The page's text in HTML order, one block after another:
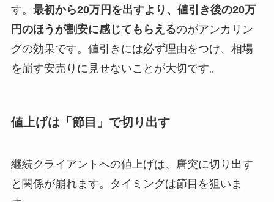
す。 最初から20万円を出すより、値引き後の20万
円のほうが割安に感じてもらえるのがアンカリン
グの効果です。値引きには必ず理由をつけ、相場
を崩す安売りに見せないことが大切です。
値上げは「節目」で切り出す
継続クライアントへの値上げは、唐突に切り出す
と関係が崩れます。タイミングは節目を狙いま